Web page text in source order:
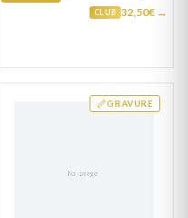
CLUB 32,50€ →
GRAVURE